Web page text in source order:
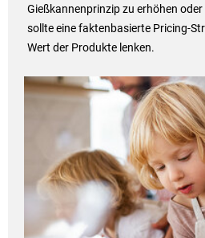
Gießkannenprinzip zu erhöhen
sollte eine faktenbasierte Pricing-
Wert der Produkte lenken.